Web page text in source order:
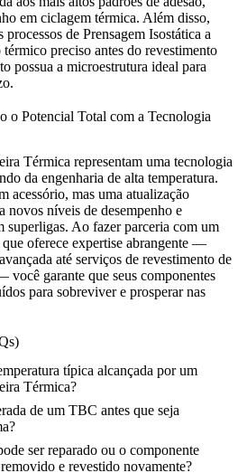
em ciclagem térmica. Além disso,
processos de Prensagem Isostática a
térmico preciso antes do revestimento
possua a microestrutura ideal para
o Potencial Total com a Tecnologia
Térmica representam uma tecnologia
da engenharia de alta temperatura.
acessório, mas uma atualização
novos níveis de desempenho e
superligas. Ao fazer parceria com um
oferece expertise abrangente —
avançada até serviços de revestimento de
você garante que seus componentes
para sobreviver e prosperar nas
típica alcançada por um
Térmica?
de um TBC antes que seja
ser reparado ou o componente
e revestido novamente?